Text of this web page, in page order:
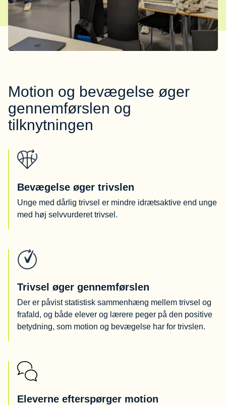
Motion og bevægelse øger
gennemførslen og
tilknytningen
Bevægelse øger trivslen
Unge med dårlig trivsel er mindre idrætsaktive end unge
med høj selvvurderet trivsel.
Trivsel øger gennemførslen
Der er påvist statistisk sammenhæng mellem trivsel og
frafald, og både elever og lærere peger på den positive
betydning, som motion og bevægelse har for trivslen.
Eleverne efterspørger motion